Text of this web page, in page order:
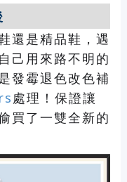
還是精品鞋，遇
己用來路不明的
發霉退色改色補
處理！保證讓
買了一雙全新的